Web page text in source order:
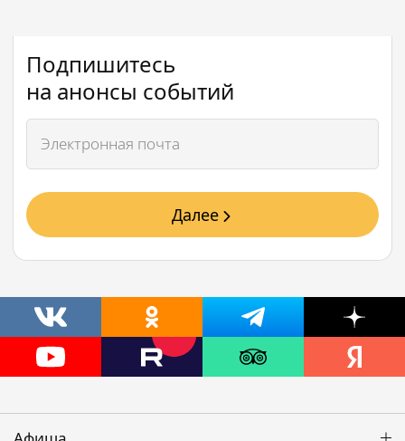
Подпишитесь
на анонсы событий
Далее